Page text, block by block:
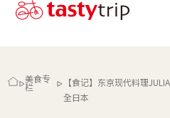
美食专
栏
【食记】东京现代料理
全日本